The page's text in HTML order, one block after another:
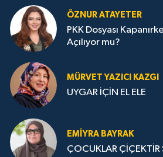
ÖZNUR ATAYETER
PKK Dosyası
Açılıyor mu?
MÜRVET YAZICI KAZGI
UYGAR İÇİN EL ELE
EMIYRA BAYRAK
ÇOCUKLAR ÇİÇEKTİR